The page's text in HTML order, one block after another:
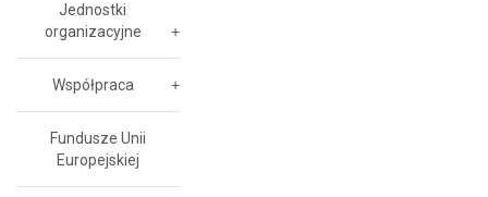
Jednostki
organizacyjne
Współpraca
Fundusze Unii
Europejskiej